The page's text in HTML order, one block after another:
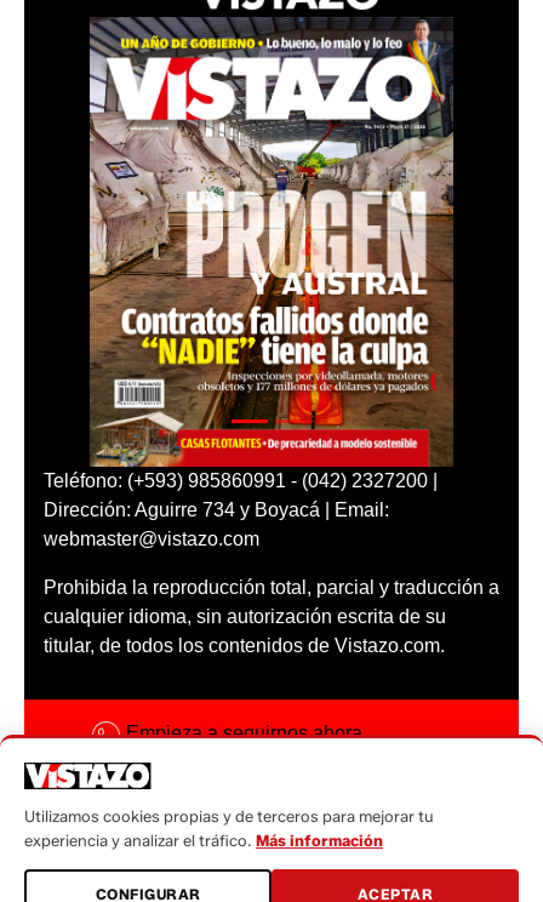
Teléfono: (+593) 985860991 - (042) 2327200 |
Dirección: Aguirre 734 y Boyacá | Email:
webmaster@vistazo.com
Prohibida la reproducción total, parcial y traducción a
cualquier idioma, sin autorización escrita de su
titular, de todos los contenidos de Vistazo.com.
Empieza a seguirnos ahora
Código ética
Sugerencias a:
sugerencias@vistazo.com
Utilizamos cookies propias y de terceros para mejorar tu
experiencia y analizar el tráfico. Más información
CONFIGURAR ACEPTAR